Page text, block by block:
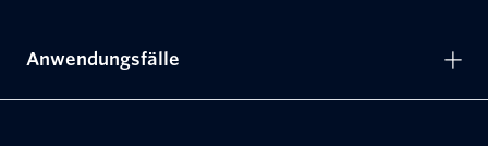
Anwendungsfälle